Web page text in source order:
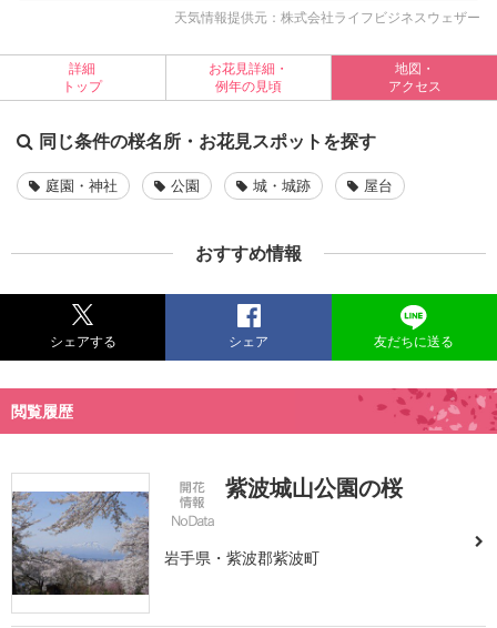
天気情報提供元：株式会社ライフビジネスウェザー
詳細
トップ
お花見詳細・
例年の見頃
地図・
アクセス
同じ条件の桜名所・お花見スポットを探す
庭園・神社 公園 城・城跡 屋台
おすすめ情報
シェアする シェア 友だちに送る
閲覧履歴
紫波城山公園の桜
岩手県・紫波郡紫波町